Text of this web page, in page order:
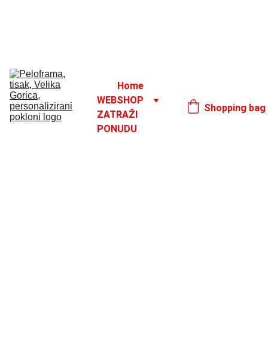
Home
WEBSHOP
ZATRAŽI
PONUDU
Shopping bag